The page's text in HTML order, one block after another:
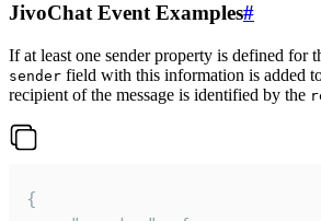
JivoChat Event Examples#
If at least one sender property is defined for
sender field with this information is added
recipient of the message is identified by the
{